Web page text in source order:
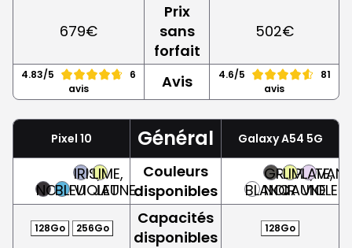
679€
Prix
sans
forfait
502€
4.83/5
6
avis
Avis 4.6/5
81
avis
Pixel 10 Général Galaxy A54 5G
NOIRBLEU
IRIS,
VIOLET
LIME,
JAUNE
Couleurs
disponibles
BLANC
GRAPHITE,
NOIR
LIME,
JAUNE
VIOLET
128Go 256Go
Capacités
disponibles
128Go